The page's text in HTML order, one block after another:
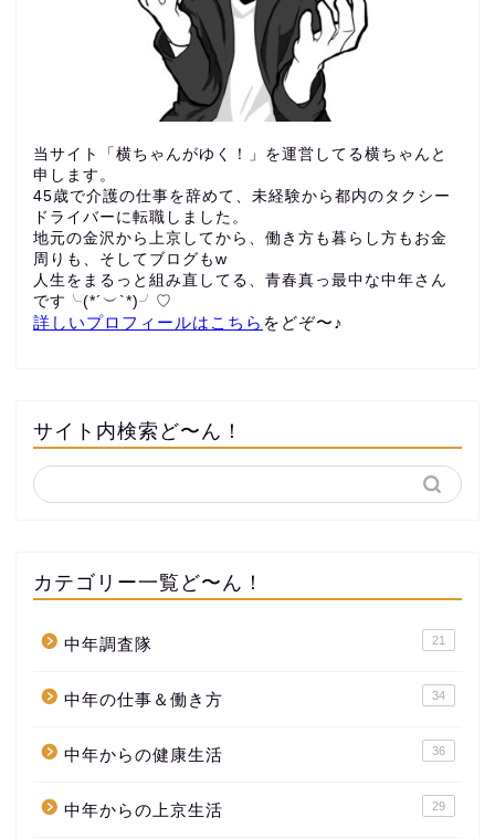
当サイト「横ちゃんがゆく！」を運営してる横ちゃんと
申します。
45歳で介護の仕事を辞めて、未経験から都内のタクシー
ドライバーに転職しました。
地元の金沢から上京してから、働き方も暮らし方もお金
周りも、 そしてブログもw
人生をまるっと組み直してる、青春真っ最中な中年さん
です╰(*´︶`*)╯♡
詳しいプロフィールはこちら をどぞ〜♪
サイト内検索ど〜ん！
カテゴリー一覧ど〜ん！
中年調査隊 21
中年の仕事＆働き方 34
中年からの健康生活 36
中年からの上京生活 29